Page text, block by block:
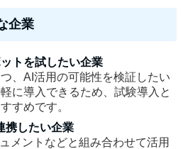
企業
トを試したい企業
、AI活用の可能性を検証したい
に導入できるため、試験導入と
すめです。
携したい企業
メントなどと組み合わせて活用